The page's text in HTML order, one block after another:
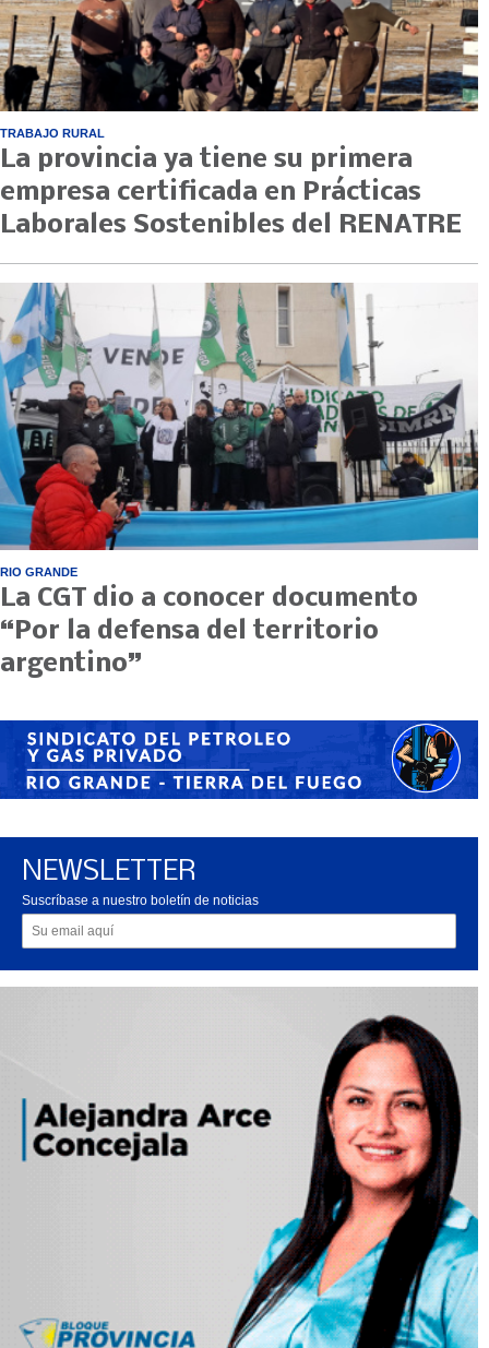
TRABAJO RURAL
La provincia ya tiene su primera
empresa certificada en Prácticas
Laborales Sostenibles del RENATRE
RIO GRANDE
La CGT dio a conocer documento
“Por la defensa del territorio
argentino”
NEWSLETTER
Suscríbase a nuestro boletín de noticias